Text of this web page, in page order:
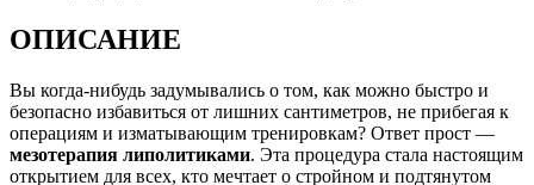
ОПИСАНИЕ
Вы когда-нибудь задумывались о том, как можно быстро и
безопасно избавиться от лишних сантиметров, не прибегая к
операциям и изматывающим тренировкам? Ответ прост —
мезотерапия липолитиками. Эта процедура стала настоящим
открытием для всех, кто мечтает о стройном и подтянутом